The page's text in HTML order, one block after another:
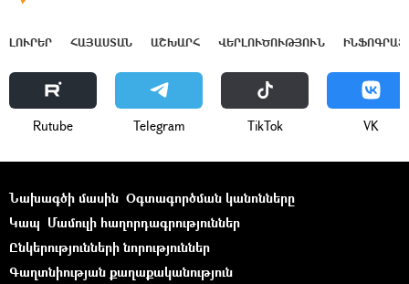
ԼՈՒՐԵՐ ՀԱՅԱՍՏԱՆ ԱՇԽԱՐՀ ՎԵՐԼՈՒԾՈՒԹՅՈՒՆ
Rutube Telegram ТikТоk VK
Նախագծի մասին Օգտագործման կանոնները
Կապ Մամուլի հաղորդագրություններ
Ընկերությունների նորություններ
Գաղտնիության քաղաքականություն